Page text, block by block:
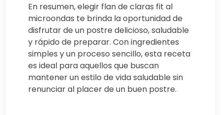
En resumen, elegir flan de claras fit al
microondas te brinda la oportunidad de
disfrutar de un postre delicioso, saludable
y rápido de preparar. Con ingredientes
simples y un proceso sencillo, esta receta
es ideal para aquellos que buscan
mantener un estilo de vida saludable sin
renunciar al placer de un buen postre.